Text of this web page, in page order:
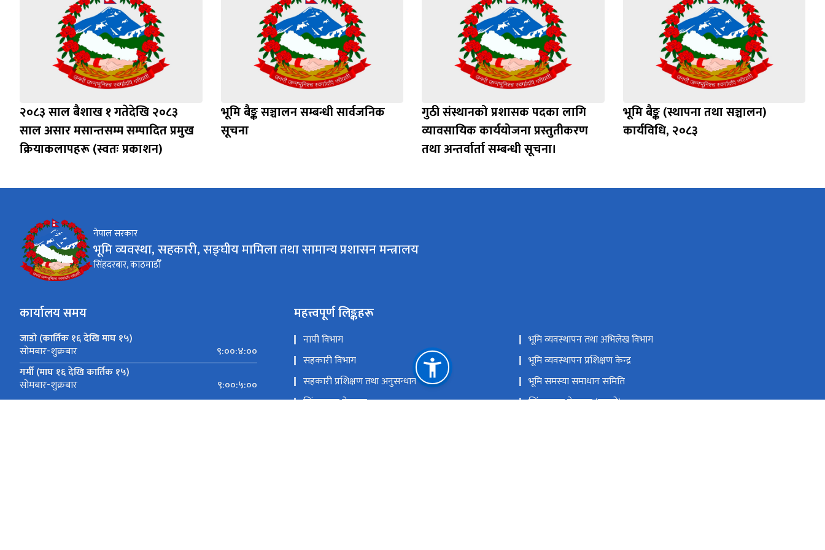
२०८३ साल बैशाख १ गतेदेखि २०८३
साल असार मसान्तसम्म सम्पादित प्रमुख
क्रियाकलापहरू (स्वतः प्रकाशन)
भूमि बैङ्क सञ्चालन सम्बन्धी सार्वजनिक
सूचना
गुठी संस्थानको प्रशासक पदका लागि
व्यावसायिक कार्ययोजना प्रस्तुतीकरण
तथा अन्तर्वार्ता सम्बन्धी सूचना।
भूमि बैङ्क (स्थापना तथा सञ्चालन)
कार्यविधि, २०८३
नेपाल सरकार
भूमि व्यवस्था, सहकारी, सङ्घीय मामिला तथा सामान्य प्रशासन मन्त्रालय
सिंहदरबार, काठमाडौँ
कार्यालय समय
जाडो (कार्तिक १६ देखि माघ १५)
सोमबार-शुक्रबार
९:००:४:००
गर्मी (माघ १६ देखि कार्तिक १५)
सोमबार-शुक्रबार ९:००:५:००
महत्त्वपूर्ण लिङ्कहरू
नापी विभाग
भूमि व्यवस्थापन तथा अभिलेख विभाग
सहकारी विभाग
भूमि व्यवस्थापन प्रशिक्षण केन्द्र
सहकारी प्रशिक्षण तथा अनुसन्धान केन्द्र
भूमि समस्या समाधान समिति
सिंहदरबार गेटपास
सिंहदरबार गेटपास (पुरानो)